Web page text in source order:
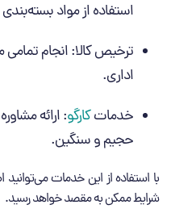
استفاده از مواد بسته‌بندی
ترخیص کالا: انجام
اداری.
خدماتکارگو: ارائه
حجیم و سنگین.
با استفاده از این خدمات می‌توانید
شرایط ممکن به مقصد خواهد رسید.